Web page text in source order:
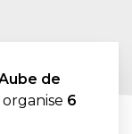
de
organise 6